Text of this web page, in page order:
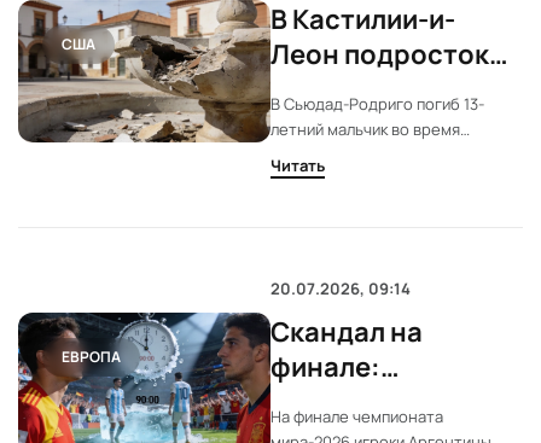
США
В Кастилии-и-
Леон подросток
погиб на
праздновании
победы Испании
В Сьюдад-Родриго погиб 13-
летний мальчик во время
празднования победы сборной
Испании на чемпионате мира.
Читать
ЕВРОПА
20.07.2026, 09:14
Скандал на
финале:
аргентинцы
На финале чемпионата